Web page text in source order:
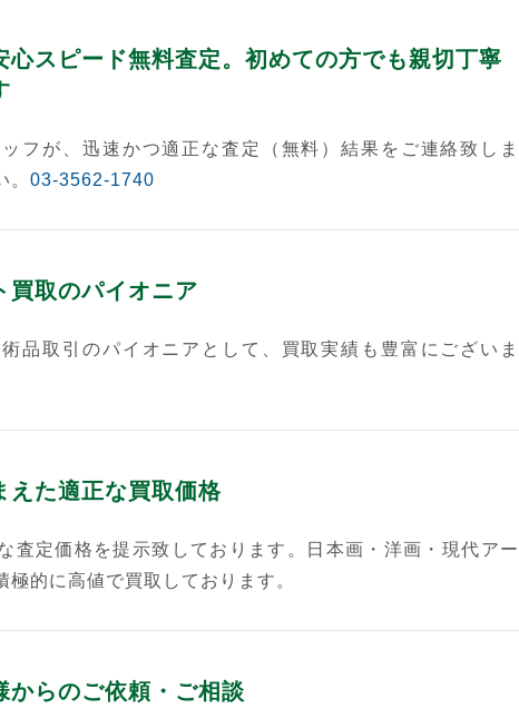
心スピード無料査定。初めての方でも親切丁寧
フが、迅速かつ適正な査定（無料）結果をご連絡致しま
03-3562-1740
買取のパイオニア
品取引のパイオニアとして、買取実績も豊富にございま
えた適正な買取価格
査定価格を提示致しております。日本画・洋画・現代アー
極的に高値で買取しております。
からのご依頼・ご相談